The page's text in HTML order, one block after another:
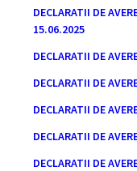
DECLARATII DE
15.06.2025
DECLARATII DE
DECLARATII DE
DECLARATII DE
DECLARATII DE
DECLARATII DE